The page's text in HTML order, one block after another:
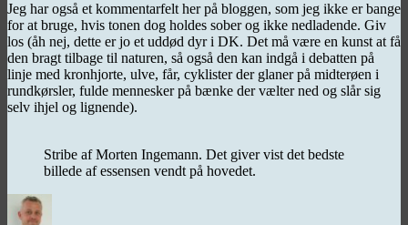
Jeg har også et kommentarfelt her på bloggen, som jeg ikke er bange
for at bruge, hvis tonen dog holdes sober og ikke nedladende. Giv
los (åh nej, dette er jo et uddød dyr i DK. Det må være en kunst at få
den bragt tilbage til naturen, så også den kan indgå i debatten på
linje med kronhjorte, ulve, får, cyklister der glaner på midterøen i
rundkørsler, fulde mennesker på bænke der vælter ned og slår sig
selv ihjel og lignende).
Stribe af Morten Ingemann. Det giver vist det bedste
billede af essensen vendt på hovedet.